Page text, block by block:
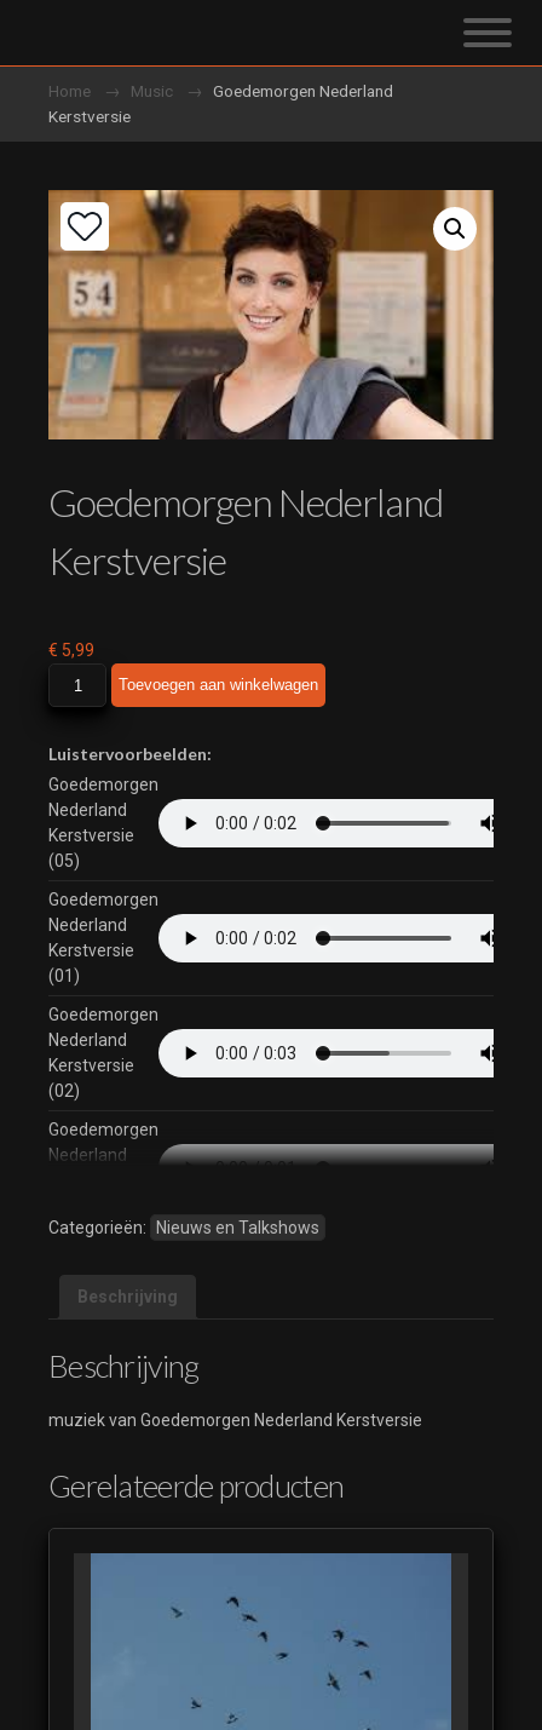
Home Music
Goedemorgen Nederland
Kerstversie
Goedemorgen Nederland
Kerstversie
€ 5,99
Goedemorgen
Nederland
aantal
Toevoegen aan winkelwagen
Luistervoorbeelden:
Goedemorgen
Nederland
Kerstversie
(05)
Goedemorgen
Nederland
Kerstversie
(01)
Goedemorgen
Nederland
Kerstversie
(02)
Goedemorgen
Nederland
Goedemorgen
Kerstversie
(04)
Goedemorgen
Kerstversie
Categorieën: Nieuws en Talkshows
Beschrijving
Beschrijving
muziek van Goedemorgen Nederland Kerstversie
Gerelateerde producten